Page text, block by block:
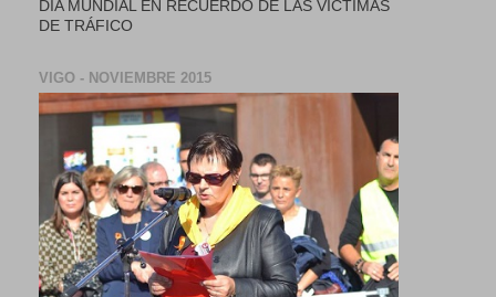
DÍA MUNDIAL EN RECUERDO DE LAS VÍCTIMAS
DE TRÁFICO
VIGO - NOVIEMBRE 2015